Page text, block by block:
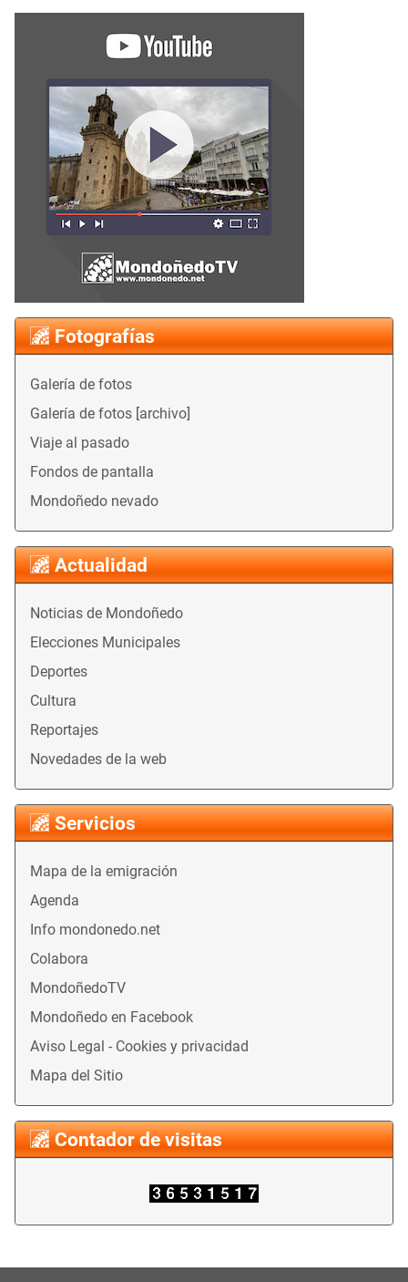
Fotografías
Galería de fotos
Galería de fotos [archivo]
Viaje al pasado
Fondos de pantalla
Mondoñedo nevado
Actualidad
Noticias de Mondoñedo
Elecciones Municipales
Deportes
Cultura
Reportajes
Novedades de la web
Servicios
Mapa de la emigración
Agenda
Info mondonedo.net
Colabora
MondoñedoTV
Mondoñedo en Facebook
Aviso Legal - Cookies y privacidad
Mapa del Sitio
Contador de visitas